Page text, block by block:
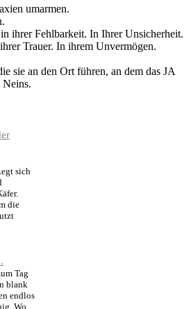
umarmen.
ihrer Fehlbarkeit. In Ihrer Unsicherheit.
Trauer. In ihrem Unvermögen.
sie an den Ort führen, an dem das JA
Neins.
sich
die
Tag
blank
endlos
Wo